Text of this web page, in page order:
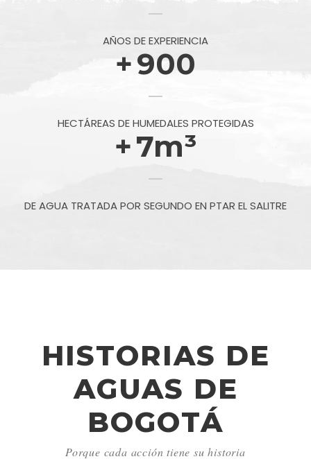
AÑOS DE EXPERIENCIA
+900
HECTÁREAS DE HUMEDALES PROTEGIDAS
+7m³
DE AGUA TRATADA POR SEGUNDO EN PTAR EL SALITRE
HISTORIAS DE
AGUAS DE
BOGOTÁ
Porque cada acción tiene su historia